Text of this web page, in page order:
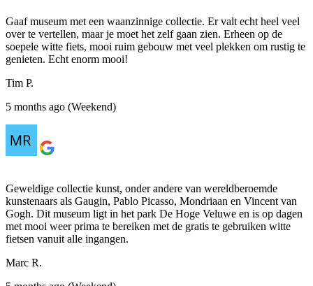
Gaaf museum met een waanzinnige collectie. Er valt echt heel veel
over te vertellen, maar je moet het zelf gaan zien. Erheen op de
soepele witte fiets, mooi ruim gebouw met veel plekken om rustig te
genieten. Echt enorm mooi!
Tim P.
5 months ago (Weekend)
Geweldige collectie kunst, onder andere van wereldberoemde
kunstenaars als Gaugin, Pablo Picasso, Mondriaan en Vincent van
Gogh. Dit museum ligt in het park De Hoge Veluwe en is op dagen
met mooi weer prima te bereiken met de gratis te gebruiken witte
fietsen vanuit alle ingangen.
Marc R.